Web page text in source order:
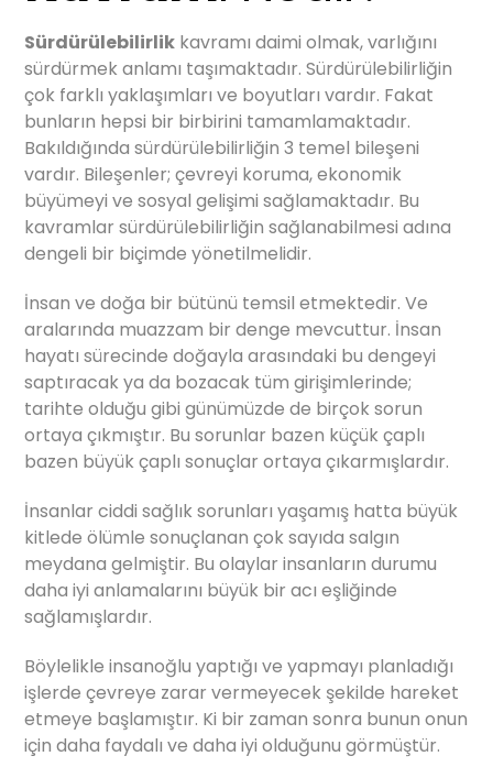
Sürdürülebilirlik kavramı daimi olmak, varlığını
sürdürmek anlamı taşımaktadır. Sürdürülebilirliğin
çok farklı yaklaşımları ve boyutları vardır. Fakat
bunların hepsi bir birbirini tamamlamaktadır.
Bakıldığında sürdürülebilirliğin 3 temel bileşeni
vardır. Bileşenler; çevreyi koruma, ekonomik
büyümeyi ve sosyal gelişimi sağlamaktadır. Bu
kavramlar sürdürülebilirliğin sağlanabilmesi adına
dengeli bir biçimde yönetilmelidir.
İnsan ve doğa bir bütünü temsil etmektedir. Ve
aralarında muazzam bir denge mevcuttur. İnsan
hayatı sürecinde doğayla arasındaki bu dengeyi
saptıracak ya da bozacak tüm girişimlerinde;
tarihte olduğu gibi günümüzde de birçok sorun
ortaya çıkmıştır. Bu sorunlar bazen küçük çaplı
bazen büyük çaplı sonuçlar ortaya çıkarmışlardır.
İnsanlar ciddi sağlık sorunları yaşamış hatta büyük
kitlede ölümle sonuçlanan çok sayıda salgın
meydana gelmiştir. Bu olaylar insanların durumu
daha iyi anlamalarını büyük bir acı eşliğinde
sağlamışlardır.
Böylelikle insanoğlu yaptığı ve yapmayı planladığı
işlerde çevreye zarar vermeyecek şekilde hareket
etmeye başlamıştır. Ki bir zaman sonra bunun onun
için daha faydalı ve daha iyi olduğunu görmüştür.